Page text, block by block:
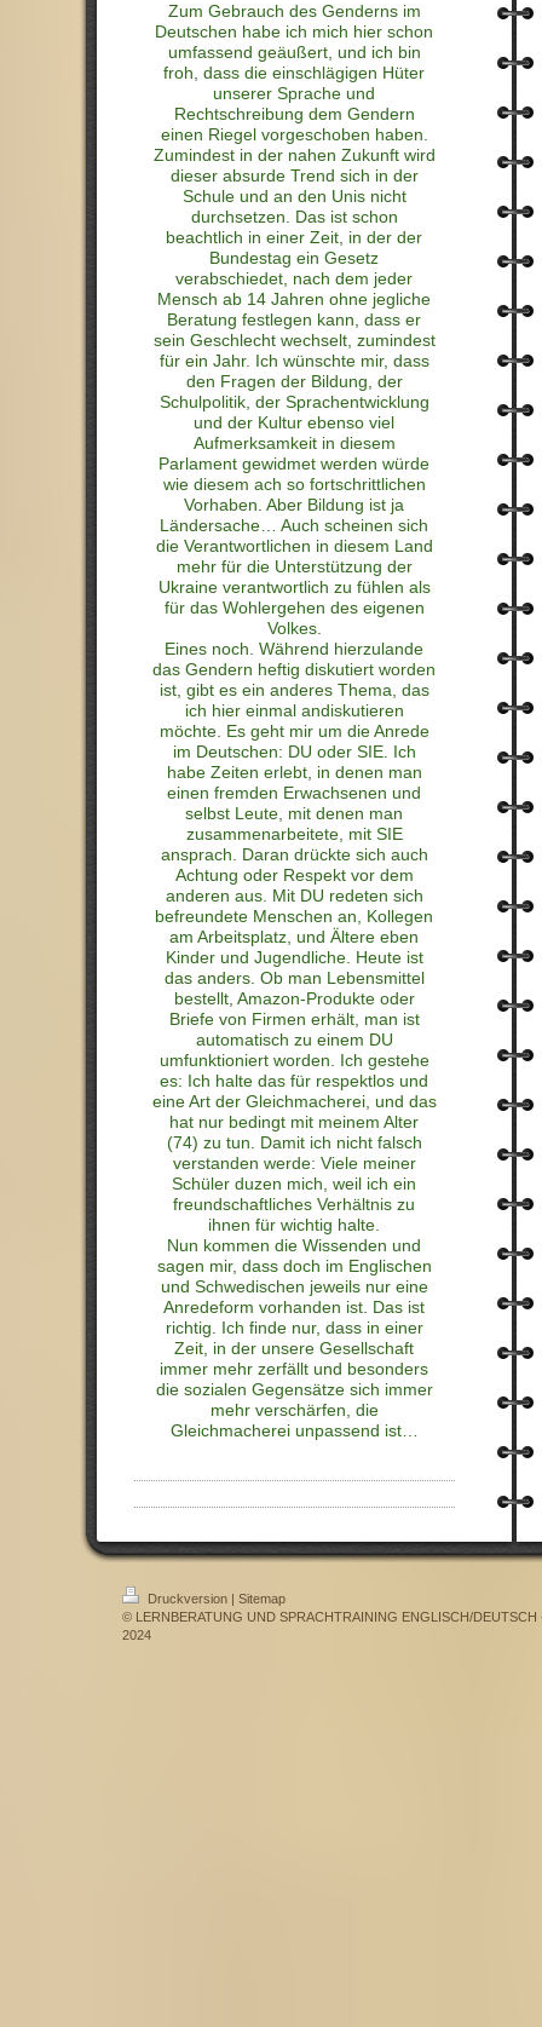
Zum Gebrauch des Genderns im
Deutschen habe ich mich hier schon
umfassend geäußert, und ich bin
froh, dass die einschlägigen Hüter
unserer Sprache und
Rechtschreibung dem Gendern
einen Riegel vorgeschoben haben.
Zumindest in der nahen Zukunft wird
dieser absurde Trend sich in der
Schule und an den Unis nicht
durchsetzen. Das ist schon
beachtlich in einer Zeit, in der der
Bundestag ein Gesetz
verabschiedet, nach dem jeder
Mensch ab 14 Jahren ohne jegliche
Beratung festlegen kann, dass er
sein Geschlecht wechselt, zumindest
für ein Jahr. Ich wünschte mir, dass
den Fragen der Bildung, der
Schulpolitik, der Sprachentwicklung
und der Kultur ebenso viel
Aufmerksamkeit in diesem
Parlament gewidmet werden würde
wie diesem ach so fortschrittlichen
Vorhaben. Aber Bildung ist ja
Ländersache… Auch scheinen sich
die Verantwortlichen in diesem Land
mehr für die Unterstützung der
Ukraine verantwortlich zu fühlen als
für das Wohlergehen des eigenen
Volkes.
Eines noch. Während hierzulande
das Gendern heftig diskutiert worden
ist, gibt es ein anderes Thema, das
ich hier einmal andiskutieren
möchte. Es geht mir um die Anrede
im Deutschen: DU oder SIE. Ich
habe Zeiten erlebt, in denen man
einen fremden Erwachsenen und
selbst Leute, mit denen man
zusammenarbeitete, mit SIE
ansprach. Daran drückte sich auch
Achtung oder Respekt vor dem
anderen aus. Mit DU redeten sich
befreundete Menschen an, Kollegen
am Arbeitsplatz, und Ältere eben
Kinder und Jugendliche. Heute ist
das anders. Ob man Lebensmittel
bestellt, Amazon-Produkte oder
Briefe von Firmen erhält, man ist
automatisch zu einem DU
umfunktioniert worden. Ich gestehe
es: Ich halte das für respektlos und
eine Art der Gleichmacherei, und das
hat nur bedingt mit meinem Alter
(74) zu tun. Damit ich nicht falsch
verstanden werde: Viele meiner
Schüler duzen mich, weil ich ein
freundschaftliches Verhältnis zu
ihnen für wichtig halte.
Nun kommen die Wissenden und
sagen mir, dass doch im Englischen
und Schwedischen jeweils nur eine
Anredeform vorhanden ist. Das ist
richtig. Ich finde nur, dass in einer
Zeit, in der unsere Gesellschaft
immer mehr zerfällt und besonders
die sozialen Gegensätze sich immer
mehr verschärfen, die
Gleichmacherei unpassend ist…
Druckversion | Sitemap
© LERNBERATUNG UND SPRACHTRAINING ENGLISCH/DEUTSCH
2024